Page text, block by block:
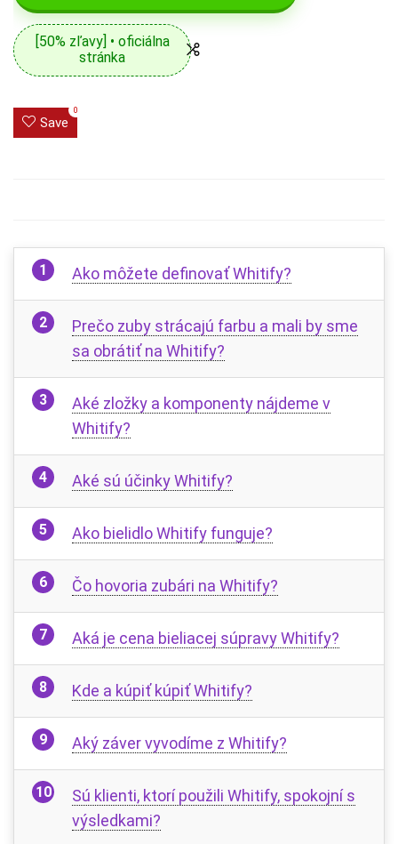
[50% zľavy] • oficiálna
stránka
Save
0
Ako môžete definovať Whitify?
Prečo zuby strácajú farbu a mali by sme
sa obrátiť na Whitify?
Aké zložky a komponenty nájdeme v
Whitify?
Aké sú účinky Whitify?
Ako bielidlo Whitify funguje?
Čo hovoria zubári na Whitify?
Aká je cena bieliacej súpravy Whitify?
Kde a kúpiť kúpiť Whitify?
Aký záver vyvodíme z Whitify?
Sú klienti, ktorí použili Whitify, spokojní s
výsledkami?